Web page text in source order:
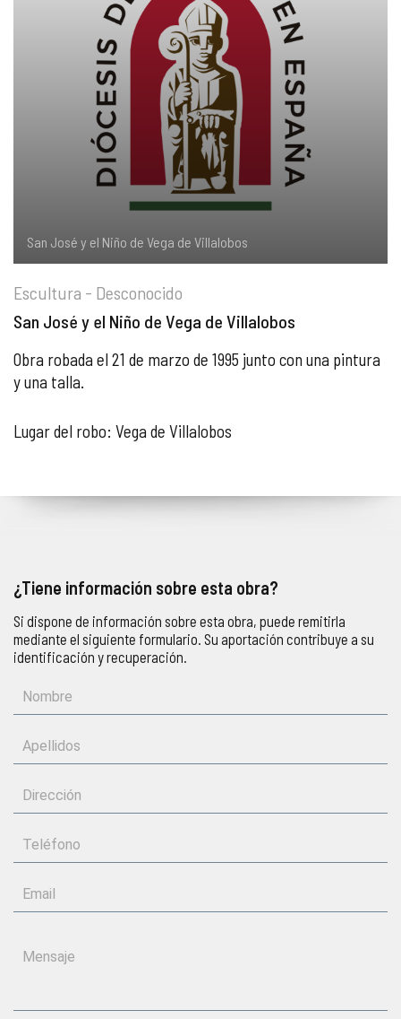
San José y el Niño de Vega de Villalobos
Escultura - Desconocido
San José y el Niño de Vega de Villalobos
Obra robada el 21 de marzo de 1995 junto con una pintura
y una talla.
Lugar del robo: Vega de Villalobos
¿Tiene información sobre esta obra?
Si dispone de información sobre esta obra, puede remitirla
mediante el siguiente formulario. Su aportación contribuye a su
identificación y recuperación.
DOCTRINA DE LA IGLESIA
PORTAL DE TRANSPARENCIA
RENDICIÓN CUENTAS ENTIDADES RELIGIOSAS
PREGUNTAS FRECUENTES
PASTORAL SAMARITANA
CENTROS SOCIALES
APOSTOLADO SEGLAR
VIDA CONSAGRADA